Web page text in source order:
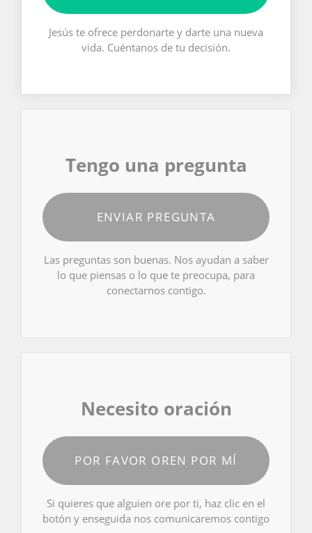
Jesús te ofrece perdonarte y darte una nueva
vida. Cuéntanos de tu decisión.
Tengo una pregunta
ENVIAR PREGUNTA
Las preguntas son buenas. Nos ayudan a saber
lo que piensas o lo que te preocupa, para
conectarnos contigo.
Necesito oración
POR FAVOR OREN POR MÍ
Si quieres que alguien ore por ti, haz clic en el
botón y enseguida nos comunicaremos contigo